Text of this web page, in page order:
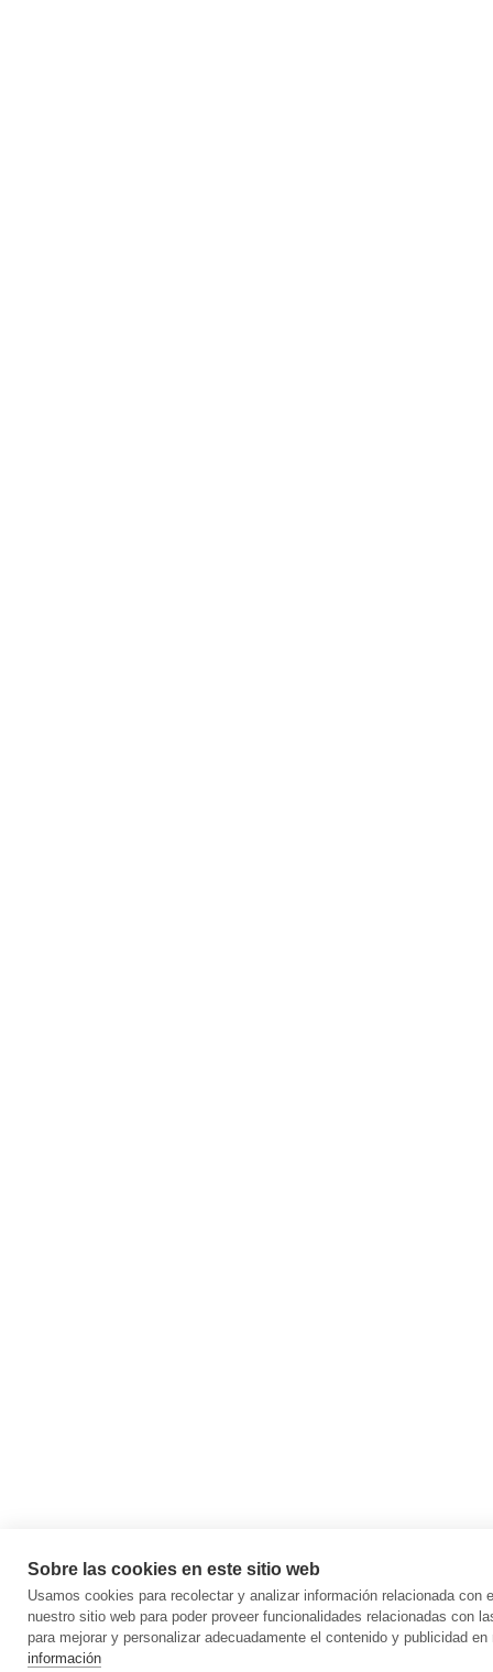
Sobre las cookies en este sitio web
Usamos cookies para recolectar y analizar información relacionada con
nuestro sitio web para poder proveer funcionalidades relacionadas con
para mejorar y personalizar adecuadamente el contenido y publicidad
información